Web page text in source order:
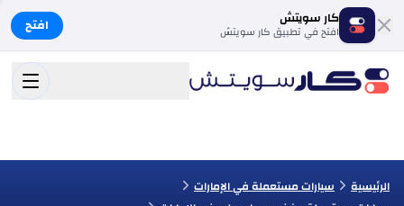
كار سويتش
افتح في تطبيق كار سويتش افتح
الرئيسية
سيارات مستعملة في الإمارات